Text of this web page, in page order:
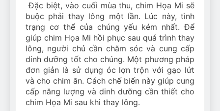
Đặc biệt, vào cuối mùa thu, chim Họa Mi sẽ
buộc phải thay lông một lần. Lúc này, tình
trạng cơ thể của chúng yếu kém nhất. Để
giúp chim Họa Mi hồi phục sau quá trình thay
lông, người chủ cần chăm sóc và cung cấp
dinh dưỡng tốt cho chúng. Một phương pháp
đơn giản là sử dụng óc lợn trộn với gạo lứt
và cho chim ăn. Cách chế biến này giúp cung
cấp năng lượng và dinh dưỡng cần thiết cho
chim Họa Mi sau khi thay lông.